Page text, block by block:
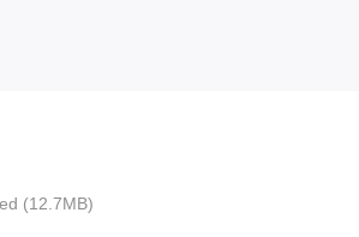
(12.7MB)